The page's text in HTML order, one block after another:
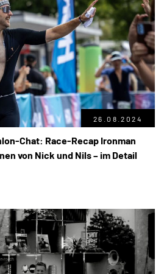
26.08.2024
Chat: Race-Recap Ironman
von Nick und Nils – im Detail